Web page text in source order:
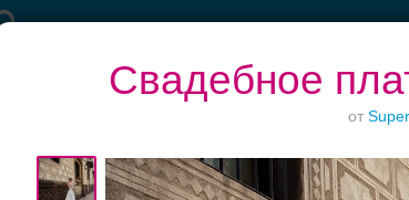
Свадебное
от
Ваш безупречный